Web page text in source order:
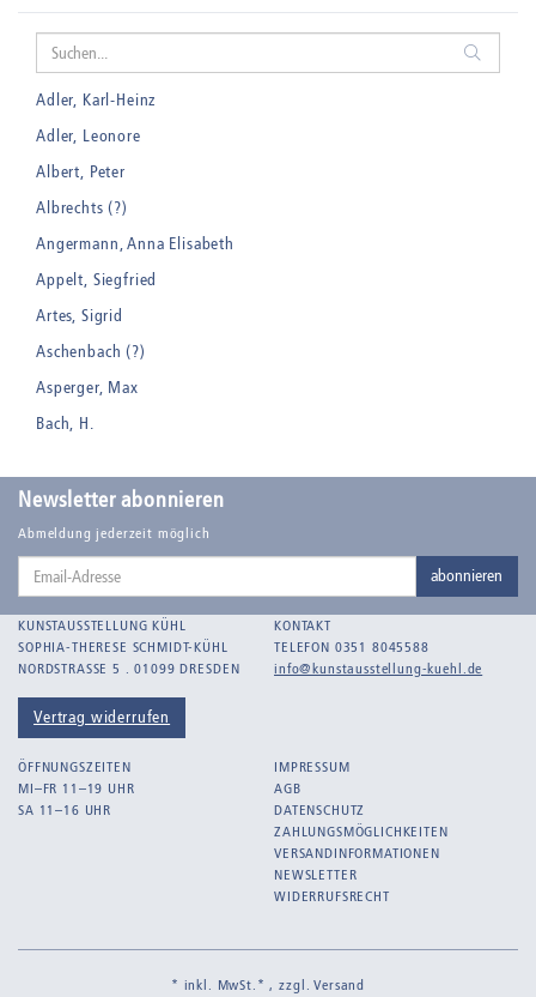
Adler, Karl-Heinz
Adler, Leonore
Albert, Peter
Albrechts (?)
Angermann, Anna Elisabeth
Appelt, Siegfried
Artes, Sigrid
Aschenbach (?)
Asperger, Max
Bach, H.
Balden, Theo , eigentlich Otto Koehler
Balden-Wolff, Annemarie
Bankroth, Bernd
Bankroth, Ursula
Barth, Arthur Julius
Bartnig, Horst
Bartzsch, Paul Kurt
Becker, F.
Beckmann, Max
Newsletter abonnieren
Abmeldung jederzeit möglich
Email-
abonnieren
KUNSTAUSSTELLUNG KÜHL
SOPHIA-THERESE SCHMIDT-KÜHL
NORDSTRASSE 5 . 01099 DRESDEN
Vertrag widerrufen
KONTAKT
TELEFON 0351 8045588
info@kunstausstellung-kuehl.de
ÖFFNUNGSZEITEN
MI–FR 11–19 UHR
SA 11–16 UHR
IMPRESSUM
AGB
DATENSCHUTZ
ZAHLUNGSMÖGLICHKEITEN
VERSANDINFORMATIONEN
NEWSLETTER
WIDERRUFSRECHT
* inkl. MwSt.* , zzgl.Versand